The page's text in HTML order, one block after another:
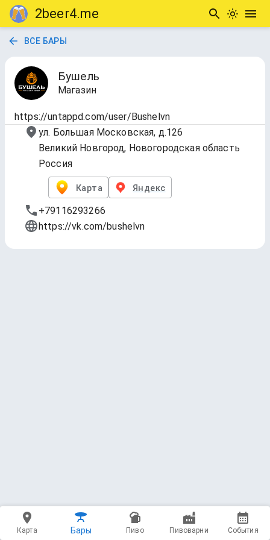
2beer4.me
ВСЕ БАРЫ
Бушель
Магазин
https://untappd.com/user/Bushelvn
ул. Большая Московская, д.126
Великий Новгород, Новогородская область
Россия
Карта Яндекс
+79116293266
https://vk.com/bushelvn
Карта Бары Пиво Пивоварни События